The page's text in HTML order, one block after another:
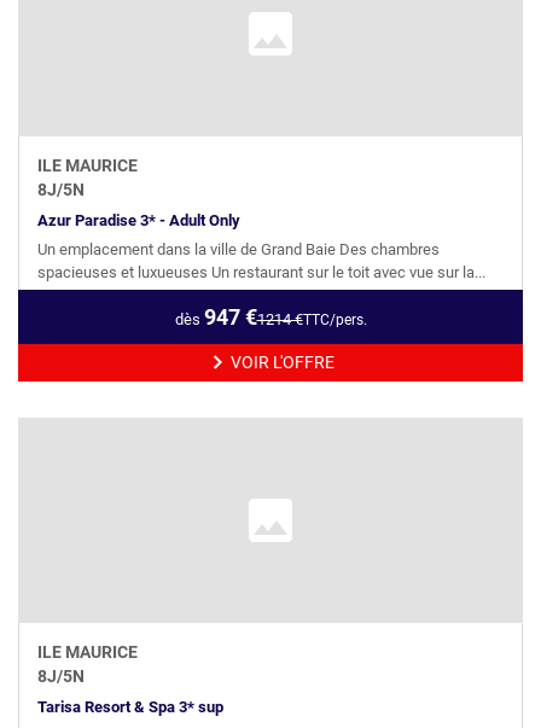
ILE MAURICE
8J/5N
Azur Paradise 3* - Adult Only
Un emplacement dans la ville de Grand Baie Des chambres
spacieuses et luxueuses Un restaurant sur le toit avec vue sur la...
dès 947€1214€TTC/pers.
VOIR L'OFFRE
ILE MAURICE
8J/5N
Tarisa Resort & Spa 3* sup